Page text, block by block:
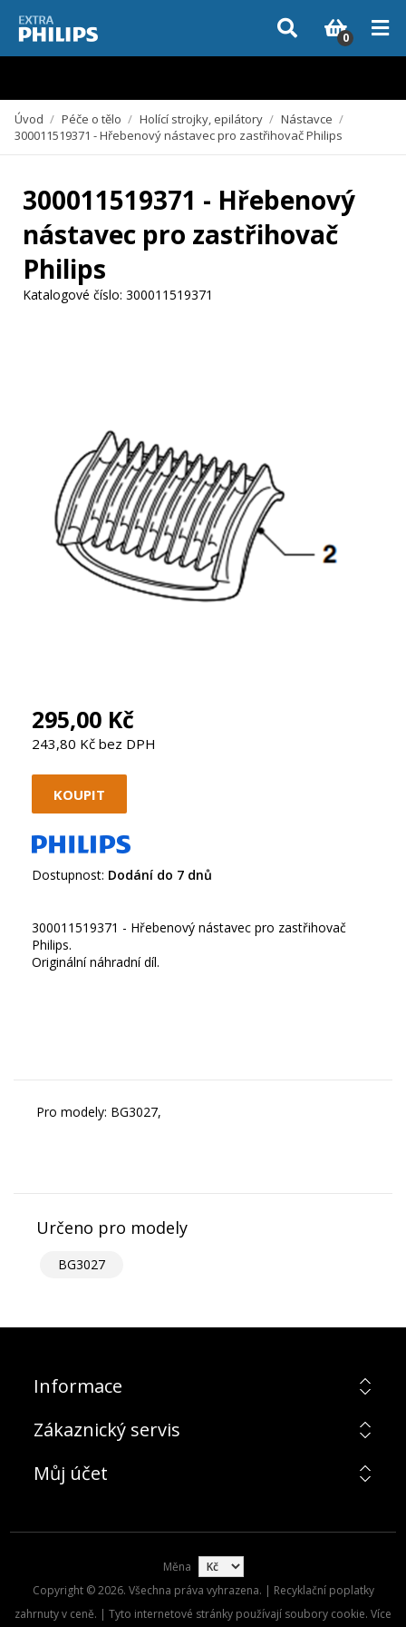
Vzhledem k aktuální situaci se může dodání dílů, které nejsou skladem,
zpozdit. Děkujeme za pochopení.
0
Úvod / Péče o tělo / Holící strojky, epilátory / Nástavce /
300011519371 - Hřebenový nástavec pro zastřihovač Philips
300011519371 - Hřebenový
nástavec pro zastřihovač
Philips
Katalogové číslo: 300011519371
295,00 Kč
243,80 Kč bez DPH
Dostupnost: Dodání do 7 dnů
300011519371 - Hřebenový nástavec pro zastřihovač
Philips.
Originální náhradní díl.
Pro modely: BG3027,
Určeno pro modely
BG3027
Informace
Zákaznický servis
Můj účet
Měna
Copyright © 2026. Všechna práva vyhrazena. | Recyklační poplatky
zahrnuty v ceně. | Tyto internetové stránky používají soubory cookie. Více